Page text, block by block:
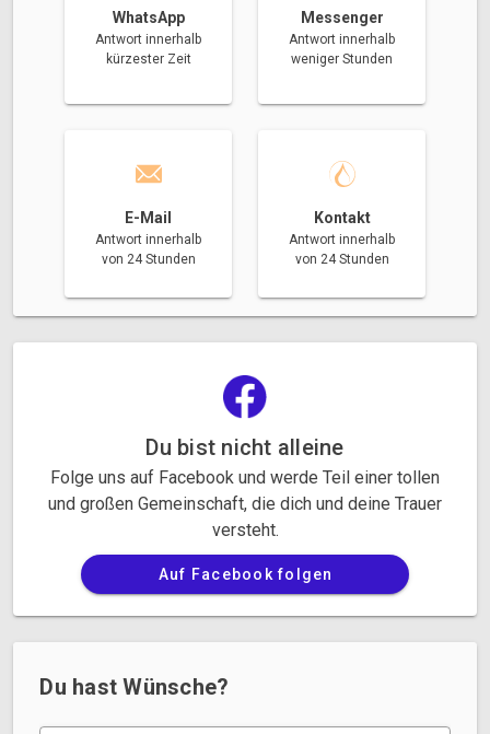
WhatsApp
Antwort innerhalb
kürzester Zeit
Messenger
Antwort innerhalb
weniger Stunden
E-Mail
Antwort innerhalb
von 24 Stunden
Kontakt
Antwort innerhalb
von 24 Stunden
Du bist nicht alleine
Folge uns auf Facebook und werde Teil einer tollen
und großen Gemeinschaft, die dich und deine Trauer
versteht.
Auf Facebook folgen
Du hast Wünsche?